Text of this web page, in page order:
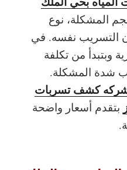
المشكلة، نوع
التسريب نفسه. في
وبتبدأ من تكلفة
شدة المشكلة.
كشف تسربات
بتقدم أسعار واضحة